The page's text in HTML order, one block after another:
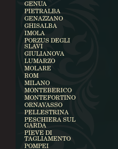
GENUA
PIETRALBA
GENAZZANO
GHISALBA
IMOLA
PORZUS DEGLI
SLAVI
GIULIANOVA
LUMARZO
MOLARE
ROM
MILANO
MONTEBERICO
MONTEFORTINO
ORNAVASSO
PELLESTRINA
PESCHIERA SUL
GARDA
PIEVE DI
TAGLIAMENTO
POMPEI